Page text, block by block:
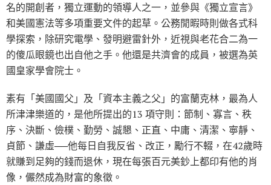
名的開創者，獨立運動的領導人之一，並參與《獨立宣言》
和美國憲法等多項重要文件的起草。公務閒暇時則做各式科
學探索，除研究電學、發明避雷針外，近視與老花合二為一
的傻瓜眼鏡也出自他之手。他還是共濟會的成員，被選為英
國皇家學會院士。
素有「美國國父」及「資本主義之父」的富蘭克林，最為人
所津津樂道的，是他所提出的13 項守則：節制、寡言、秩
序、決斷、儉樸、勤勞、誠懇、正直、中庸、清潔、寧靜、
貞節、謙虛──他每日自我反省、改正，勵行不輟，在42歲時
就賺到足夠的錢而退休，現在每張百元美鈔上都印有他的肖
像，儼然成為財富的象徵。